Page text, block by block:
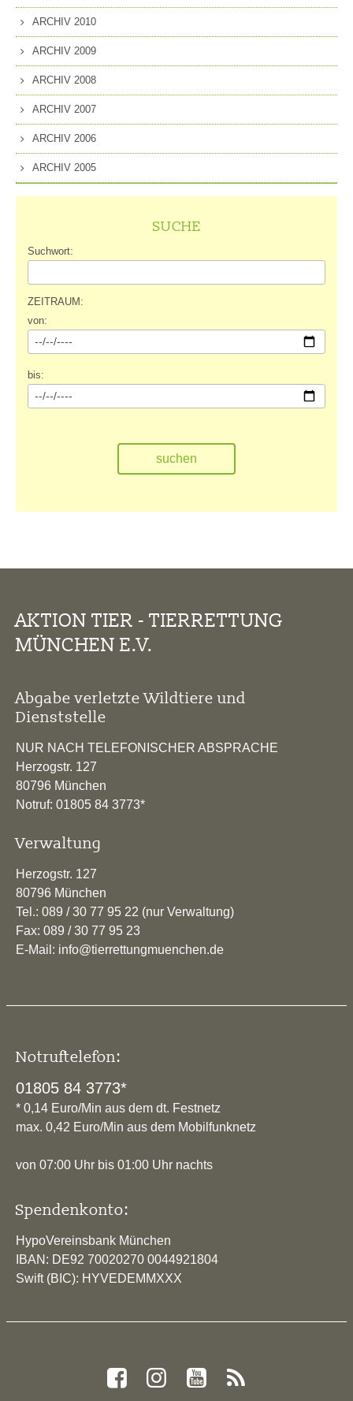
ARCHIV 2010
ARCHIV 2009
ARCHIV 2008
ARCHIV 2007
ARCHIV 2006
ARCHIV 2005
SUCHE
Suchwort:
ZEITRAUM:
von:
bis:
AKTION TIER - TIERRETTUNG
MÜNCHEN E.V.
Abgabe verletzte Wildtiere und
Dienststelle
NUR NACH TELEFONISCHER ABSPRACHE
Herzogstr. 127
80796 München
Notruf: 01805 84 3773*
Verwaltung
Herzogstr. 127
80796 München
Tel.: 089 / 30 77 95 22 (nur Verwaltung)
Fax: 089 / 30 77 95 23
E-Mail: info@tierrettungmuenchen.de
Notruftelefon:
01805 84 3773*
* 0,14 Euro/Min aus dem dt. Festnetz
max. 0,42 Euro/Min aus dem Mobilfunknetz
von 07:00 Uhr bis 01:00 Uhr nachts
Spendenkonto:
HypoVereinsbank München
IBAN: DE92 70020270 0044921804
Swift (BIC): HYVEDEMMXXX